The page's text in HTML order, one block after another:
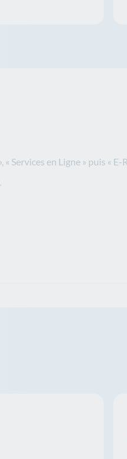
en Ligne » puis « E-